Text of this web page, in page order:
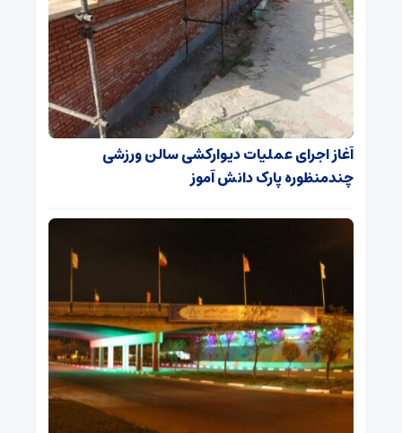
آغاز اجرای عملیات دیوارکشی سالن ورزشی
چندمنظوره پارک دانش آموز